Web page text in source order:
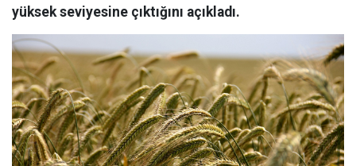
yüksek seviyesine çıktığını açıkladı.